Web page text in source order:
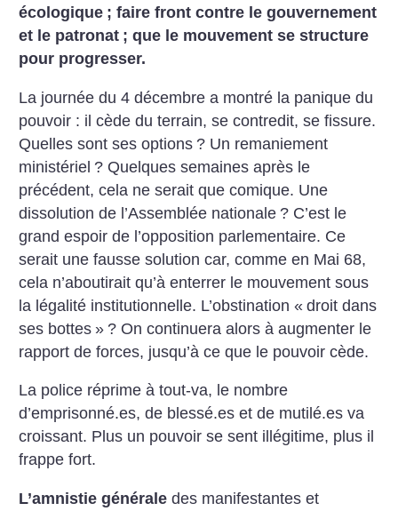
écologique ; faire front contre le gouvernement
et le patronat ; que le mouvement se structure
pour progresser.
La journée du 4 décembre a montré la panique du
pouvoir : il cède du terrain, se contredit, se fissure.
Quelles sont ses options ? Un remaniement
ministériel ? Quelques semaines après le
précédent, cela ne serait que comique. Une
dissolution de l’Assemblée nationale ? C’est le
grand espoir de l’opposition parlementaire. Ce
serait une fausse solution car, comme en Mai 68,
cela n’aboutirait qu’à enterrer le mouvement sous
la légalité institutionnelle. L’obstination « droit dans
ses bottes » ? On continuera alors à augmenter le
rapport de forces, jusqu’à ce que le pouvoir cède.
La police réprime à tout-va, le nombre
d’emprisonné.es, de blessé.es et de mutilé.es va
croissant. Plus un pouvoir se sent illégitime, plus il
frappe fort.
L’amnistie générale des manifestantes et